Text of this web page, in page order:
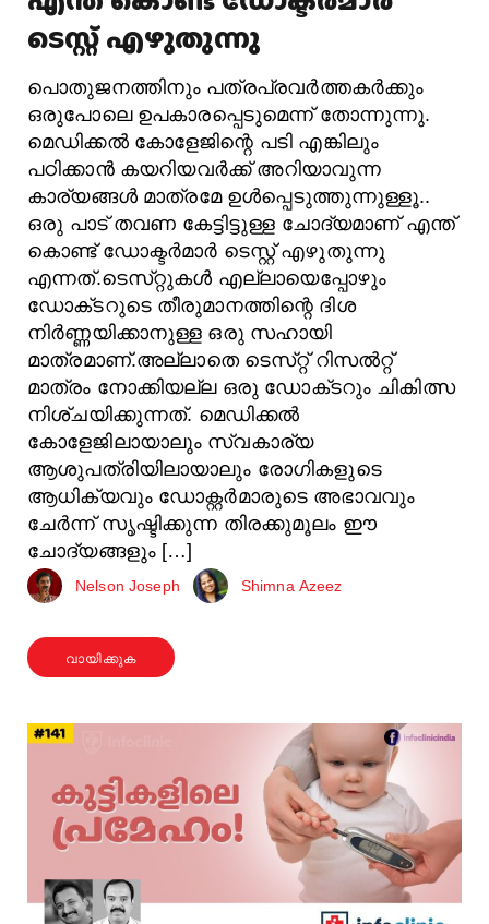
ടെസ്റ്റ്‌ എഴുതുന്നു
പൊതുജനത്തിനും പത്രപ്രവർത്തകർക്കും
ഒരുപോലെ ഉപകാരപ്പെടുമെന്ന് തോന്നുന്നു.
മെഡിക്കൽ കോളേജിന്റെ പടി എങ്കിലും
പഠിക്കാൻ കയറിയവർക്ക് അറിയാവുന്ന
കാര്യങ്ങൾ മാത്രമേ ഉൾപ്പെടുത്തുന്നുള്ളൂ..
ഒരു പാട് തവണ കേട്ടിട്ടുള്ള ചോദ്യമാണ് എന്ത്
കൊണ്ട് ഡോക്ടര്‍മാര്‍ ടെസ്റ്റ്‌ എഴുതുന്നു
എന്നത്.ടെസ്‌റ്റുകൾ എല്ലായെപ്പോഴും
ഡോക്‌ടറുടെ തീരുമാനത്തിന്റെ ദിശ
നിർണ്ണയിക്കാനുള്ള ഒരു സഹായി
മാത്രമാണ്‌.അല്ലാതെ ടെസ്‌റ്റ്‌ റിസൽറ്റ്‌
മാത്രം നോക്കിയല്ല ഒരു ഡോക്‌ടറും ചികിത്സ
നിശ്‌ചയിക്കുന്നത്‌. മെഡിക്കൽ
കോളേജിലായാലും സ്വകാര്യ
ആശുപത്രിയിലായാലും രോഗികളുടെ
ആധിക്യവും ഡോക്റ്റർമാരുടെ അഭാവവും
ചേർന്ന് സൃഷ്ടിക്കുന്ന തിരക്കുമൂലം ഈ
ചോദ്യങ്ങളും […]
Nelson Joseph Shimna Azeez
വായിക്കുക